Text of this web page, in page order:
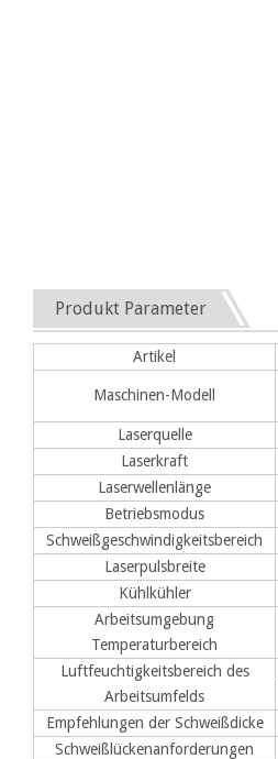
Produkt Parameter
Artikel
Maschinen-Modell
Laserquelle
Laserkraft
Laserwellenlänge
Betriebsmodus
Schweißgeschwindigkeitsbereich
Laserpulsbreite
Kühlkühler
Arbeitsumgebung
Temperaturbereich
Luftfeuchtigkeitsbereich des
Arbeitsumfelds
Empfehlungen der Schweißdicke
Schweißlückenanforderungen